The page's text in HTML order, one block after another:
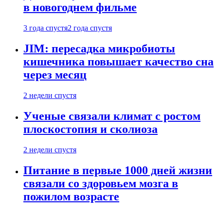
в новогоднем фильме
3 года спустя2 года спустя
JIM: пересадка микробиоты
кишечника повышает качество сна
через месяц
2 недели спустя
Ученые связали климат с ростом
плоскостопия и сколиоза
2 недели спустя
Питание в первые 1000 дней жизни
связали со здоровьем мозга в
пожилом возрасте